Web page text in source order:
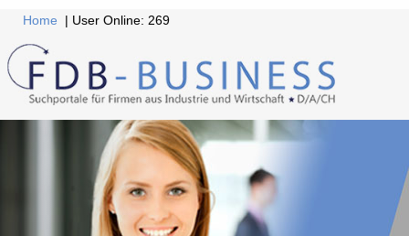
Home | User Online: 269